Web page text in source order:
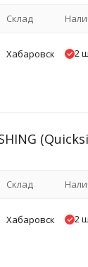
Склад
Хабаровск 2
Склад
Хабаровск 2